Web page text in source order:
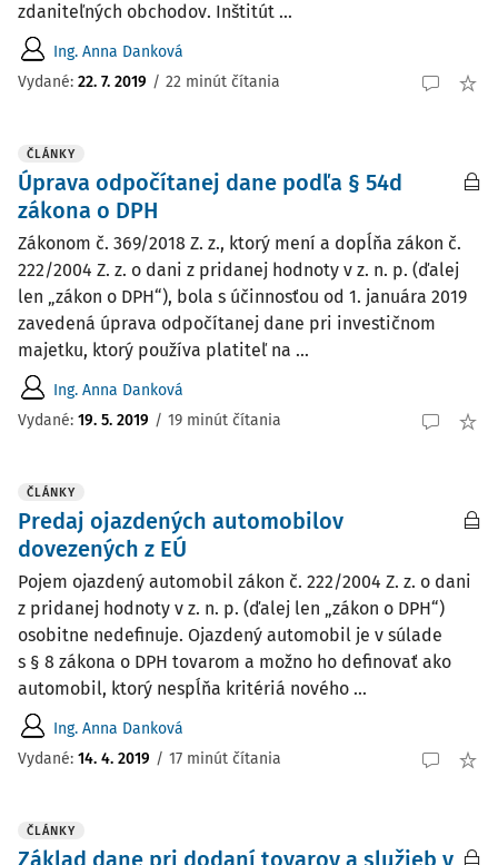
zdaniteľných obchodov. Inštitút ...
Ing. Anna Danková
Vydané: 22. 7. 2019 / 22 minút čítania
ČLÁNKY
Úprava odpočítanej dane podľa § 54d
zákona o DPH
Zákonom č. 369/2018 Z. z., ktorý mení a dopĺňa zákon č.
222/2004 Z. z. o dani z pridanej hodnoty v z. n. p. (ďalej
len „zákon o DPH“), bola s účinnosťou od 1. januára 2019
zavedená úprava odpočítanej dane pri investičnom
majetku, ktorý používa platiteľ na ...
Ing. Anna Danková
Vydané: 19. 5. 2019 / 19 minút čítania
ČLÁNKY
Predaj ojazdených automobilov
dovezených z EÚ
Pojem ojazdený automobil zákon č. 222/2004 Z. z. o dani
z pridanej hodnoty v z. n. p. (ďalej len „zákon o DPH“)
osobitne nedefinuje. Ojazdený automobil je v súlade
s § 8 zákona o DPH tovarom a možno ho definovať ako
automobil, ktorý nespĺňa kritériá nového ...
Ing. Anna Danková
Vydané: 14. 4. 2019 / 17 minút čítania
ČLÁNKY
Základ dane pri dodaní tovarov a služieb v